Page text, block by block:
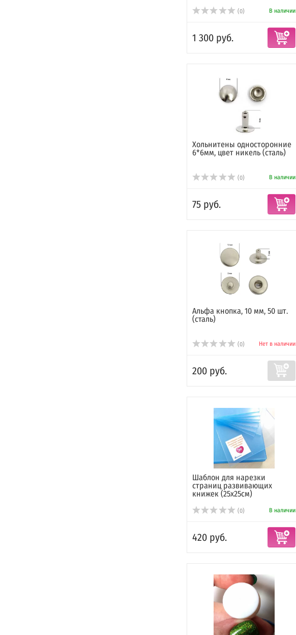
(0) В наличии
1 300 руб.
Хольнитены односторонние
6*6мм, цвет никель (сталь)
(0) В наличии
75 руб.
Альфа кнопка, 10 мм, 50 шт.
(сталь)
(0) Нет в наличии
200 руб.
Шаблон для нарезки
страниц развивающих
книжек (25х25см)
(0) В наличии
420 руб.